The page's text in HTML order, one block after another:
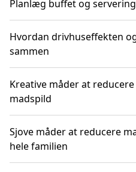
Planlæg buffet og
Hvordan drivhuseffekten
sammen
Kreative måder at
madspild
Sjove måder at reducere
hele familien